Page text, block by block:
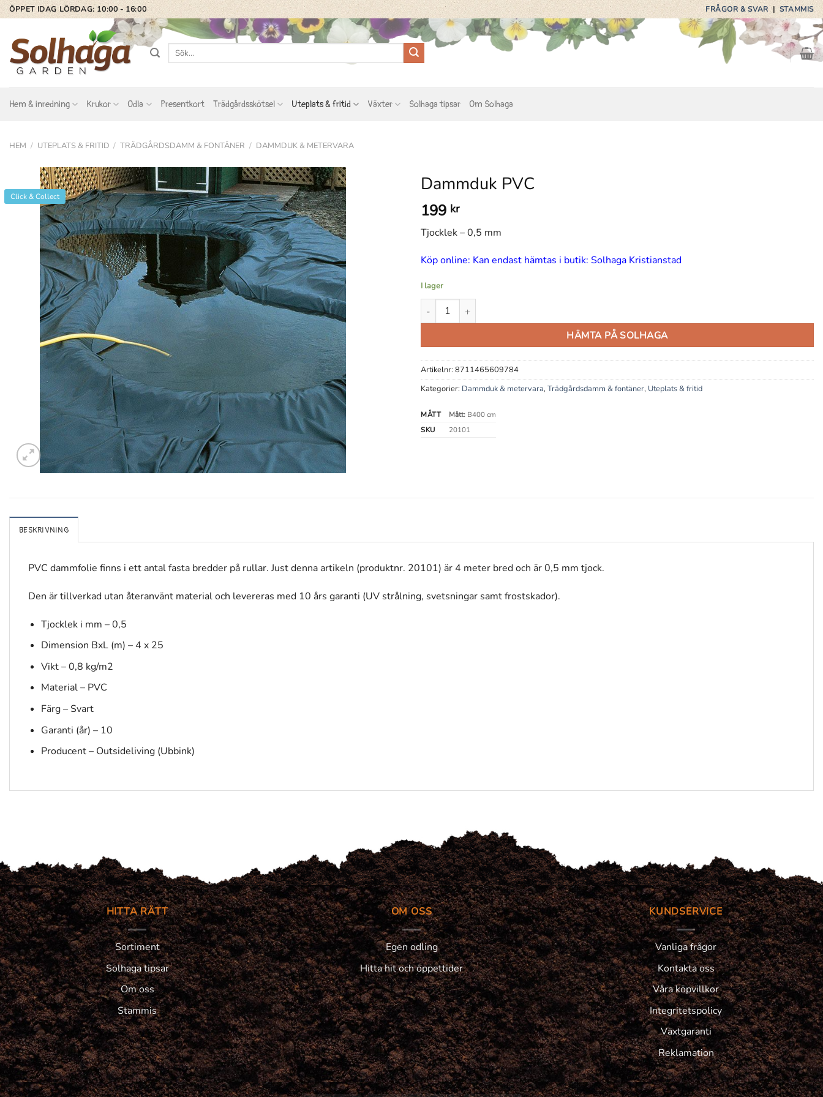
Skip
to
content
ÖPPET IDAG LÖRDAG: 10:00 - 16:00 FRÅGOR & SVAR|STAMMIS
Sök
Hem & inredning Krukor Odla Presentkort Trädgårdsskötsel Uteplats & fritid Växter Solhaga tipsar Om Solhaga
HEM / UTEPLATS & FRITID / TRÄDGÅRDSDAMM & FONTÄNER / DAMMDUK & METERVARA
Click & Collect
Dammduk PVC
199 kr
Tjocklek – 0,5 mm
Köp online: Kan endast hämtas i butik: Solhaga Kristianstad
I lager
Dammduk PVC mängd
HÄMTA PÅ SOLHAGA
Artikelnr: 8711465609784
Kategorier: Dammduk & metervara,Trädgårdsdamm & fontäner, Uteplats & fritid
MÅTT Mått:B400 cm
SKU
20101
BESKRIVNING
PVC dammfolie finns i ett antal fasta bredder på rullar. Just denna artikeln (produktnr. 20101) är 4 meter bred och är 0,5 mm tjock.
Den är tillverkad utan återanvänt material och levereras med 10 års garanti (UV strålning, svetsningar samt frostskador).
Tjocklek i mm – 0,5
Dimension BxL (m) – 4 x 25
Vikt – 0,8 kg/m2
Material – PVC
Färg – Svart
Garanti (år) – 10
Producent – Outsideliving (Ubbink)
HITTA RÄTT
Sortiment
Solhaga tipsar
Om oss
Stammis
OM OSS
Egen odling
Hitta hit och öppettider
KUNDSERVICE
Vanliga frågor
Kontakta oss
Våra köpvillkor
Integritetspolicy
Växtgaranti
Reklamation